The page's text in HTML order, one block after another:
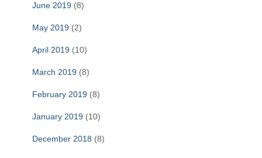
June 2019 (8)
May 2019 (2)
April 2019 (10)
March 2019 (8)
February 2019 (8)
January 2019 (10)
December 2018 (8)